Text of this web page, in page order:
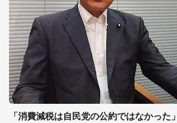
「消費減税は自民党の公約ではなかった